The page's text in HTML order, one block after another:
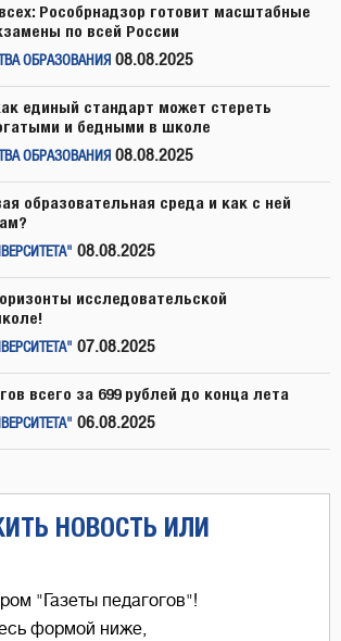
Рособрнадзор готовит масштабные
по всей России
ОБРАЗОВАНИЯ 08.08.2025
единый стандарт может стереть
и бедными в школе
ОБРАЗОВАНИЯ 08.08.2025
образовательная среда и как с ней
08.08.2025
исследовательской
07.08.2025
всего за 699 рублей до конца лета
06.08.2025
НОВОСТЬ ИЛИ
"Газеты педагогов"!
формой ниже,